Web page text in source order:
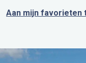
Aan mijn favorieten